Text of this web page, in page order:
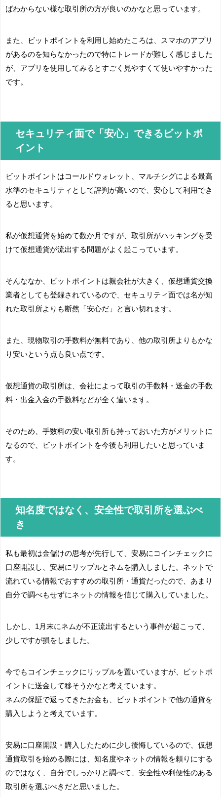
ばわからない様な取引所の方が良いのかなと思っています。
また、ビットポイントを利用し始めたころは、スマホのアプリ
があるのを知らなかったので特にトレードが難しく感じました
が、アプリを使用してみるとすごく見やすくて使いやすかった
です。
セキュリティ面で「安心」できるビットポ
イント
ビットポイントはコールドウォレット、マルチシグによる最高
水準のセキュリティとして評判が高いので、安心して利用でき
ると思います。
私が仮想通貨を始めて数か月ですが、取引所がハッキングを受
けて仮想通貨が流出する問題がよく起こっています。
そんななか、ビットポイントは親会社が大きく、仮想通貨交換
業者としても登録されているので、セキュリティ面では名が知
れた取引所よりも断然「安心だ」と言い切れます。
また、現物取引の手数料が無料であり、他の取引所よりもかな
り安いという点も良い点です。
仮想通貨の取引所は、会社によって取引の手数料・送金の手数
料・出金入金の手数料などが全く違います。
そのため、手数料の安い取引所も持っておいた方がメリットに
なるので、ビットポイントを今後も利用したいと思っていま
す。
知名度ではなく、安全性で取引所を選ぶべ
き
私も最初は金儲けの思考が先行して、安易にコインチェックに
口座開設し、安易にリップルとネムを購入しました。ネットで
流れている情報でおすすめの取引所・通貨だったので、あまり
自分で調べもせずにネットの情報を信じて購入していました。
しかし、1月末にネムが不正流出するという事件が起こって、
少しですが損をしました。
今でもコインチェックにリップルを置いていますが、ビットポ
イントに送金して移そうかなと考えています。
ネムの保証で返ってきたお金も、ビットポイントで他の通貨を
購入しようと考えています。
安易に口座開設・購入したために少し後悔しているので、仮想
通貨取引を始める際には、知名度やネットの情報を頼りにする
のではなく、自分でしっかりと調べて、安全性や利便性のある
取引所を選ぶべきだと思いました。